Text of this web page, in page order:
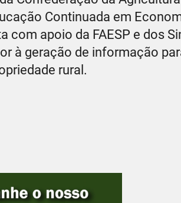
Continuada em
com apoio da FAESP e dos
à geração de informação
rural.